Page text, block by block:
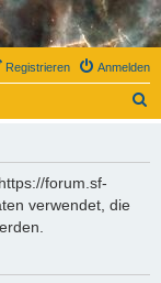
Anmelden
Registrieren
forum.sf-
verwendet, die